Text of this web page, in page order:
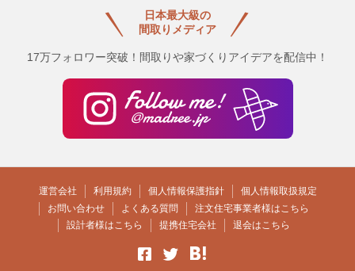
日本最大級の
間取りメディア
17万フォロワー突破！間取りや家づくりアイデアを配信中！
運営会社 利用規約 個人情報保護指針
個人情報取扱規定
お問い合わせ
よくある質問
注文住宅事業者様はこちら
設計者様はこちら
提携住宅会社 退会はこちら